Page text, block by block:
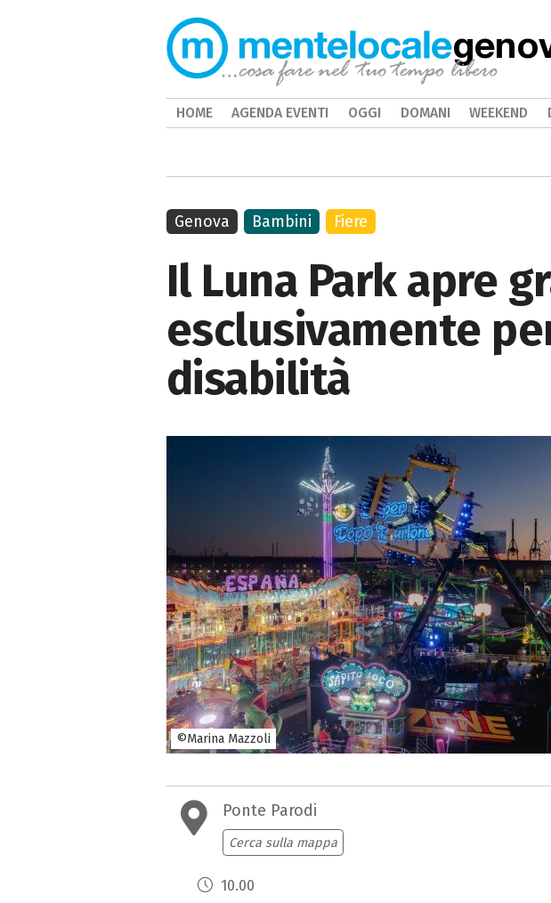
Il Luna Park apre
esclusivamente
disabilità
©Marina Mazzoli
Ponte Parodi
Cerca sulla mappa
10.00
Genova Bambini Fiere
HOME AGENDA EVENTI OGGI DOMANI WEEKEND